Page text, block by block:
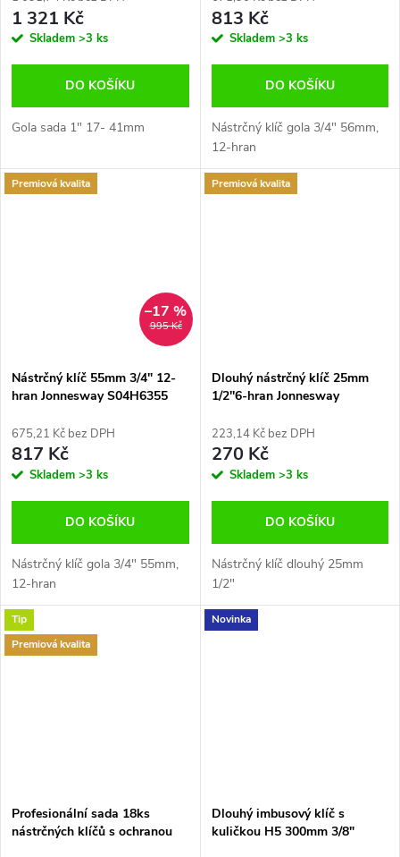
1 321 Kč
Skladem >3 ks
DO KOŠÍKU
Gola sada 1" 17- 41mm
813 Kč
Skladem >3 ks
DO KOŠÍKU
Nástrčný klíč gola 3/4" 56mm,
12-hran
Premiová kvalita
995 Kč
–17 %
Nástrčný klíč 55mm 3/4" 12-
hran Jonnesway S04H6355
675,21 Kč bez DPH
817 Kč
Skladem >3 ks
DO KOŠÍKU
Nástrčný klíč gola 3/4" 55mm,
12-hran
Premiová kvalita
Dlouhý nástrčný klíč 25mm
1/2''6-hran Jonnesway
223,14 Kč bez DPH
270 Kč
Skladem >3 ks
DO KOŠÍKU
Nástrčný klíč dlouhý 25mm
1/2"
Tip
Premiová kvalita
Profesionální sada 18ks
nástrčných klíčů s ochranou
Novinka
Dlouhý imbusový klíč s
kuličkou H5 300mm 3/8"